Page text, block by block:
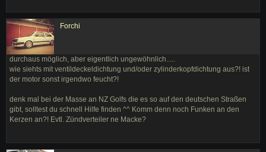
Forchi
durchaus möglich, aber eigentlich ungewöhnlich.....
wie siehts mit ventildeckeldichtung und/oder zylinderkopfdichtung aus?! ist
der motor sonst irgendwo feucht?!
denk mal bei der Masse an NZ Golfs die es so auf den deutschen Straßen
gibt, solltest du schnell Hilfe finden ^^ Komm denn noch Funken an den
Kerzen an?! Evtl. Zündverteiler ne Macke?